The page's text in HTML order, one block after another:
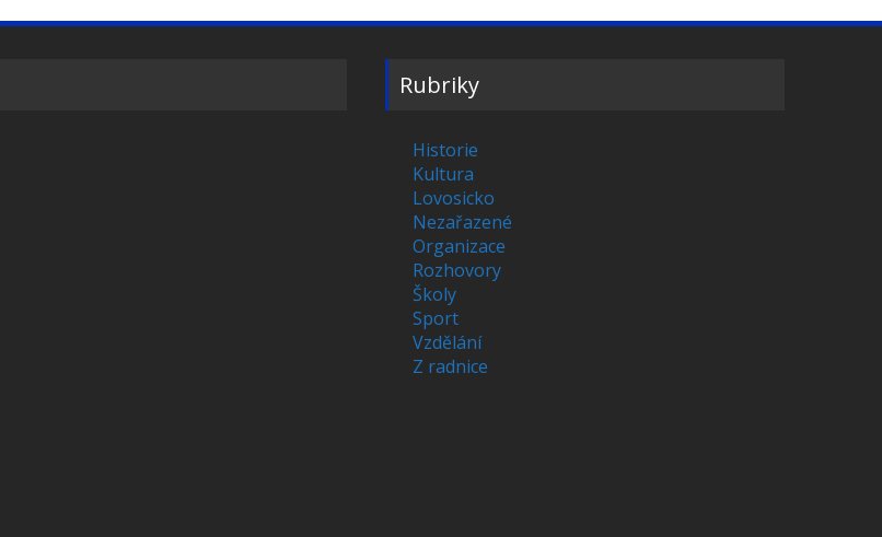
Rubriky
Historie
Kultura
Lovosicko
Nezařazené
Organizace
Rozhovory
Školy
Sport
Vzdělání
Z radnice